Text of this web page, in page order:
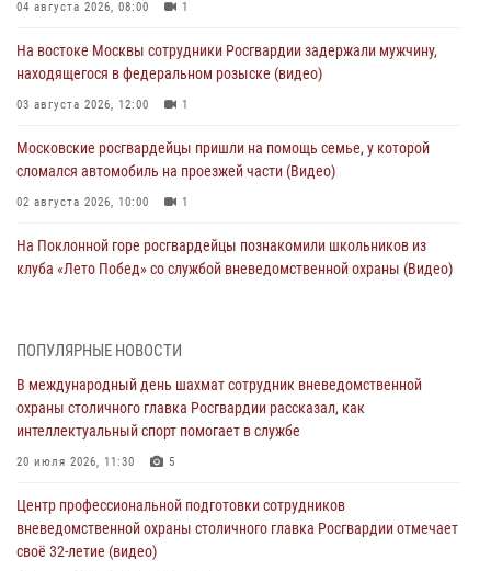
04 августа 2026, 08:00 1
На востоке Москвы сотрудники Росгвардии задержали мужчину,
находящегося в федеральном розыске (видео)
03 августа 2026, 12:00 1
Московские росгвардейцы пришли на помощь семье, у которой
сломался автомобиль на проезжей части (Видео)
02 августа 2026, 10:00 1
На Поклонной горе росгвардейцы познакомили школьников из
клуба «Лето Побед» со службой вневедомственной охраны (Видео)
Столичные росгвардейцы почтили память российских воинов,
01 августа 2026, 12:00
В центре Москвы росгвардейцы помогли мужчине с глубокой раной
ноги (видео)
Московские росгвардейцы предотвратили кражи в магазинах
столицы (видео)
ПОПУЛЯРНЫЕ НОВОСТИ
В международный день шахмат сотрудник вневедомственной
охраны столичного главка Росгвардии рассказал, как
интеллектуальный спорт помогает в службе
20 июля 2026, 11:30 5
Центр профессиональной подготовки сотрудников
вневедомственной охраны столичного главка Росгвардии отмечает
своё 32-летие (видео)